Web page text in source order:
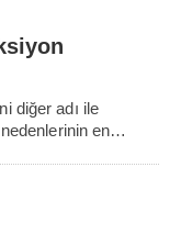
diğer adı ile
en…